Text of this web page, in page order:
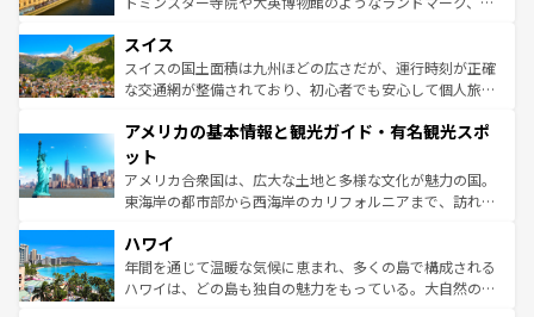
を参照してほしい。
は、お酒好きな人にはぜひ体験してほしい。 なお、新着の
ドイツ情報はコンテンツ一覧を参照してほしい。
リアごとに異なる魅力がある。また、優雅なアフタヌーン
ティー、ビール好きにはたまらない英国パブ、サッカー観
戦など、本場だからこそできる体験も豊富。イギリスを旅
ンツ一覧を参照してほしい。
スイス
スイスの国土面積は九州ほどの広さだが、運行時刻が正確
な交通網が整備されており、初心者でも安心して個人旅行
の建物がそのまま残る町や、スイスならではのユニークな
博物館もあり、アルプス観光だけでなく町歩きも満喫する
ことができる。国民の所得が高いため物価も高いが、旅行
者向けの交通パス提供のサービスもあり、うまく活用すれ
着のスイス情報は
アメリカの基本情報と観光ガイド・有名観光スポ
ット
アメリカ合衆国は、広大な土地と多様な文化が魅力の国。
東海岸の都市部から西海岸のカリフォルニアまで、訪れる
のような巨大都市は、観光、ショッピング、エンターテイ
ンメントが詰まった刺激的なスポットだ。一方、アメリカ
西部には大自然が広がり、グランドキャニオンやイエロー
ハワイ
年間を通じて温暖な気候に恵まれ、多くの島で構成される
ハワイは、どの島も独自の魅力をもっている。大自然の神